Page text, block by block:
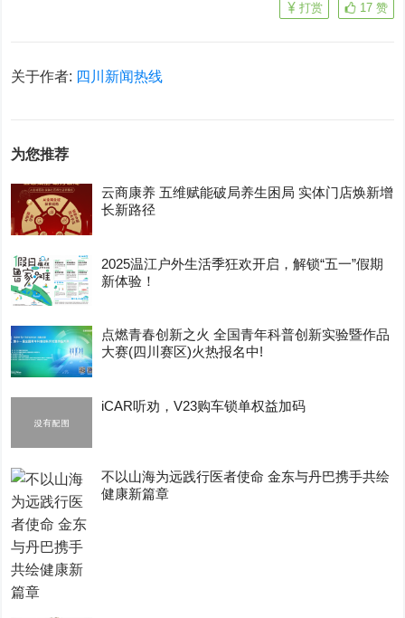
17 赞
打赏
关于作者: 四川新闻热线
为您推荐
云商康养 五维赋能破局养生困局 实体门店焕新增
长新路径
2025温江户外生活季狂欢开启，解锁“五一”假期
新体验！
点燃青春创新之火 全国青年科普创新实验暨作品
大赛(四川赛区)火热报名中!
iCAR听劝，V23购车锁单权益加码
不以山海为远践行医者使命 金东与丹巴携手共绘
健康新篇章